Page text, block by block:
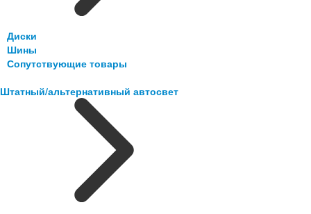
Диски
Шины
Сопутствующие товары
Штатный/альтернативный автосвет